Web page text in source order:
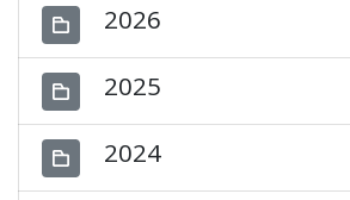
2026
2025
2024